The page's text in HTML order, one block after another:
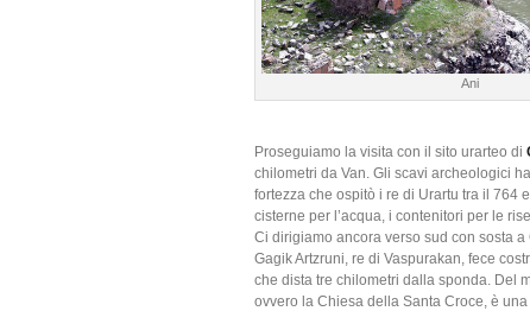
Ani
Proseguiamo la visita con il sito urarteo di
chilometri da Van. Gli scavi archeologici
fortezza che ospitò i re di Urartu tra il 764
cisterne per l’acqua, i contenitori per le
Ci dirigiamo ancora verso sud con sosta a
Gagik Artzruni, re di Vaspurakan, fece
che dista tre chilometri dalla sponda. Del
ovvero la Chiesa della Santa Croce, è